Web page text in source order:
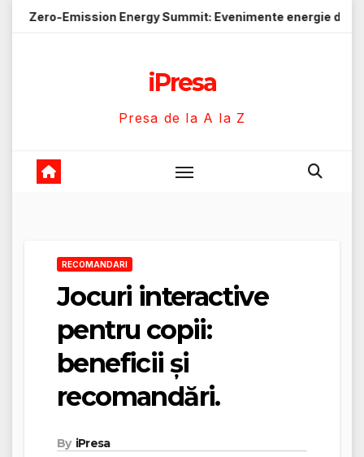
Emission Energy Summit: Evenimente energie despre soluții
iPresa
Presa de la A la Z
RECOMANDARI
Jocuri interactive
pentru copii:
beneficii și
recomandări.
By iPresa